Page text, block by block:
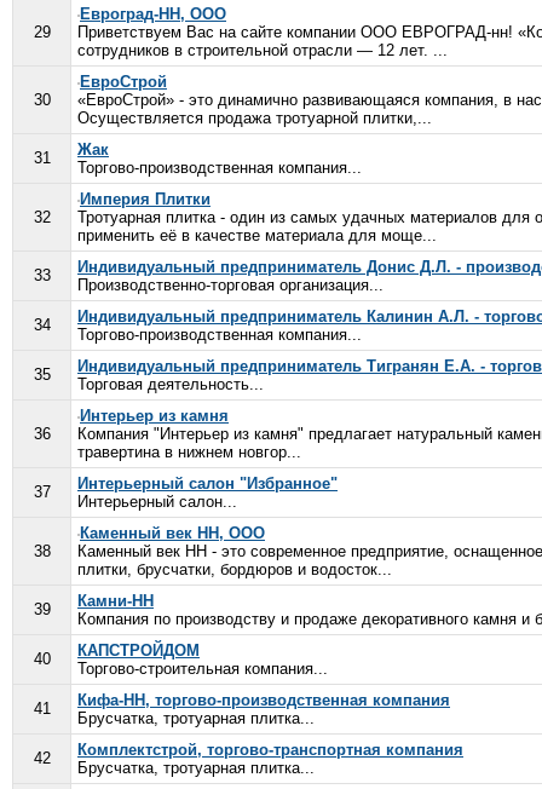
29
Евроград-НН, ООО
Приветствуем Вас на сайте компании ООО ЕВРОГРАД-нн!
сотрудников в строительной отрасли — 12 лет. ...
30
ЕвроСтрой
«ЕвроСтрой» - это динамично развивающаяся компания, в
Осуществляется продажа тротуарной плитки,...
31
Жак
Торгово-производственная компания...
32
Империя Плитки
Тротуарная плитка - один из самых удачных материалов
применить её в качестве материала для моще...
33
Индивидуальный предприниматель Донис Д.Л. -
Производственно-торговая организация...
34
Индивидуальный предприниматель Калинин А.Л. -
Торгово-производственная компания...
35
Индивидуальный предприниматель Тигранян Е.А. -
Торговая деятельность...
36
Интерьер из камня
Компания "Интерьер из камня" предлагает натуральный
травертина в нижнем новгор...
37
Интерьерный салон "Избранное"
Интерьерный салон...
38
Каменный век НН, ООО
Каменный век НН - это современное предприятие,
плитки, брусчатки, бордюров и водосток...
39
Камни-НН
Компания по производству и продаже декоративного камня и
40
КАПСТРОЙДОМ
Торгово-строительная компания...
41
Кифа-НН, торгово-производственная компания
Брусчатка, тротуарная плитка...
42
Комплектстрой, торгово-транспортная компания
Брусчатка, тротуарная плитка...